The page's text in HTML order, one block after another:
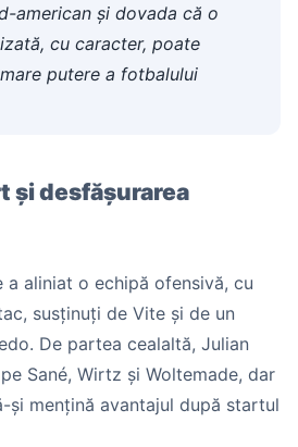
american și dovada că o
cu caracter, poate
putere a fotbalului
și desfășurarea
a aliniat o echipă ofensivă, cu
susținuți de Vite și de un
De partea cealaltă, Julian
Sané, Wirtz și Woltemade, dar
și mențină avantajul după startul